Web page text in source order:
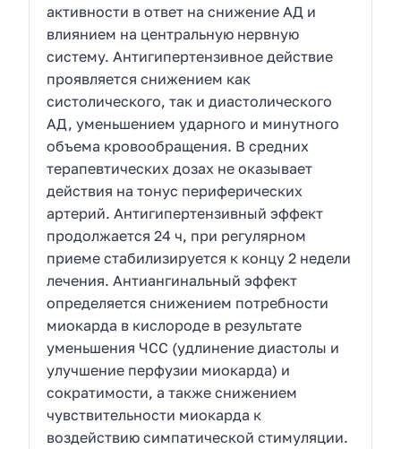
активности в ответ на снижение АД и
влиянием на центральную нервную
систему. Антигипертензивное действие
проявляется снижением как
систолического, так и диастолического
АД, уменьшением ударного и минутного
объема кровообращения. В средних
терапевтических дозах не оказывает
действия на тонус периферических
артерий. Антигипертензивный эффект
продолжается 24 ч, при регулярном
приеме стабилизируется к концу 2 недели
лечения. Антиангинальный эффект
определяется снижением потребности
миокарда в кислороде в результате
уменьшения ЧСС (удлинение диастолы и
улучшение перфузии миокарда) и
сократимости, а также снижением
чувствительности миокарда к
воздействию симпатической стимуляции.